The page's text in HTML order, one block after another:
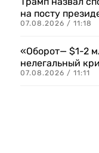
на посту
07.08.2026 / 11:18
«Оборот— $1-2
нелегальный
07.08.2026 / 11:11